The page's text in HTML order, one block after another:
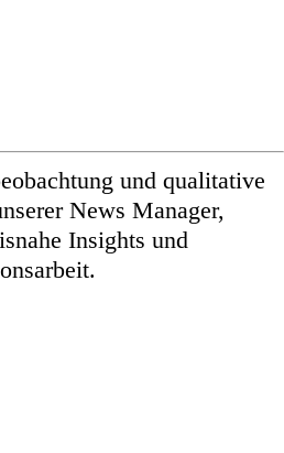
und qualitative
News Manager,
Insights und